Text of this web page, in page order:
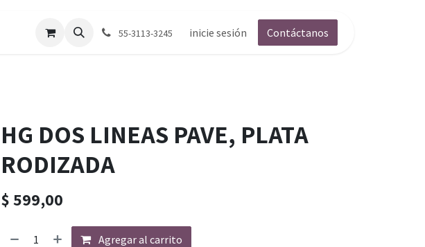
55-3113-3245 inicie sesión Contáctanos
HG DOS LINEAS PAVE, PLATA
RODIZADA
$599,00
Agregar al carrito